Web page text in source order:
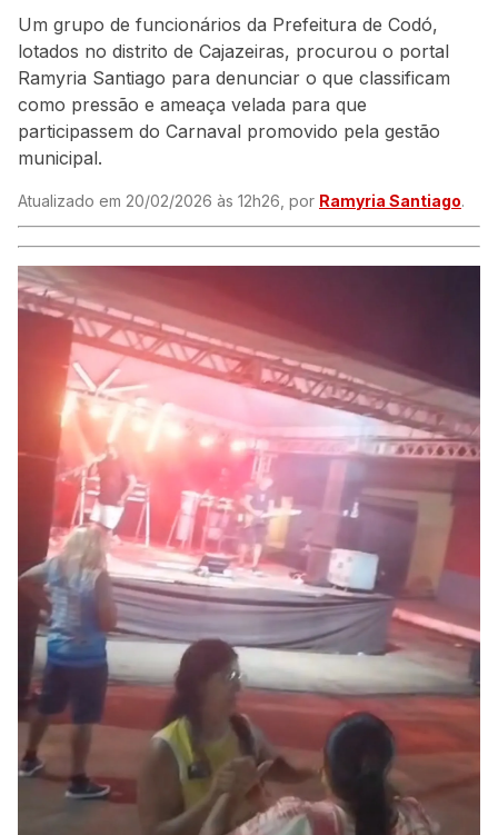
Um grupo de funcionários da Prefeitura de Codó,
lotados no distrito de Cajazeiras, procurou o portal
Ramyria Santiago para denunciar o que classificam
como pressão e ameaça velada para que
participassem do Carnaval promovido pela gestão
municipal.
Atualizado em 20/02/2026 às 12h26, por Ramyria Santiago.